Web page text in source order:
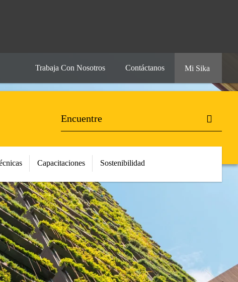
Trabaja Con Nosotros Contáctanos Mi Sika
Capacitaciones Sostenibilidad